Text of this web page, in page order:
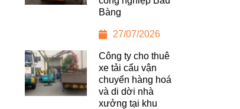
Bàng
27/07/2026
Công ty cho thuê
xe tải cẩu vận
chuyển hàng hoá
và di dời nhà
xưởng tại khu